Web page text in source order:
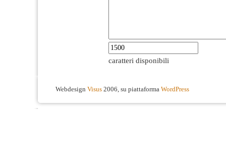
caratteri disponibili
Webdesign Visus 2006, su piattaforma WordPress